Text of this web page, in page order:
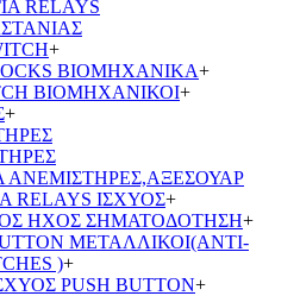
RELAYS
+
ΒΙΟΜΗΧΑΝΙΚΑ+
ΒΙΟΜΗΧΑΝΙΚΟΙ+
+
ΑΝΕΜΙΣΤΗΡΕΣ,ΑΞΕΣΟΥΑΡ
ΙΣΧΥΟΣ+
ΗΧΟΣ ΣΗΜΑΤΟΔΟΤΗΣΗ+
ΜΕΤΑΛΛΙΚΟΙ(ANTI-
)+
PUSH BUTTON+